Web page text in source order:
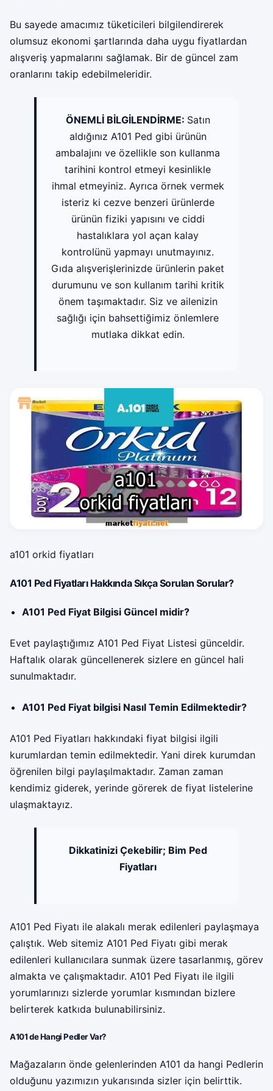
Bu sayede amacımız tüketicileri bilgilendirerek
olumsuz ekonomi şartlarında daha uygu fiyatlardan
alışveriş yapmalarını sağlamak. Bir de güncel zam
oranlarını takip edebilmeleridir.
ÖNEMLİ BİLGİLENDİRME: Satın
aldığınız A101 Ped gibi ürünün
ambalajını ve özellikle son kullanma
tarihini kontrol etmeyi kesinlikle
ihmal etmeyiniz. Ayrıca örnek vermek
isteriz ki cezve benzeri ürünlerde
ürünün fiziki yapısını ve ciddi
hastalıklara yol açan kalay
kontrolünü yapmayı unutmayınız.
Gıda alışverişlerinizde ürünlerin paket
durumunu ve son kullanım tarihi kritik
önem taşımaktadır. Siz ve ailenizin
sağlığı için bahsettiğimiz önlemlere
mutlaka dikkat edin.
a101 orkid fiyatları
A101 Ped Fiyatları Hakkında Sıkça Sorulan Sorular?
A101 Ped Fiyat Bilgisi Güncel midir?
Evet paylaştığımız A101 Ped Fiyat Listesi günceldir.
Haftalık olarak güncellenerek sizlere en güncel hali
sunulmaktadır.
A101 Ped Fiyat bilgisi Nasıl Temin Edilmektedir?
A101 Ped Fiyatları hakkındaki fiyat bilgisi ilgili
kurumlardan temin edilmektedir. Yani direk kurumdan
öğrenilen bilgi paylaşılmaktadır. Zaman zaman
kendimiz giderek, yerinde görerek de fiyat listelerine
ulaşmaktayız.
Dikkatinizi Çekebilir; Bim Ped
Fiyatları
A101 Ped Fiyatı ile alakalı merak edilenleri paylaşmaya
çalıştık. Web sitemiz A101 Ped Fiyatı gibi merak
edilenleri kullanıcılara sunmak üzere tasarlanmış, görev
almakta ve çalışmaktadır. A101 Ped Fiyatı ile ilgili
yorumlarınızı sizlerde yorumlar kısmından bizlere
belirterek katkıda bulunabilirsiniz.
A101 de Hangi Pedler Var?
Mağazaların önde gelenlerinden A101 da hangi Pedlerin
olduğunu yazımızın yukarısında sizler için belirttik.